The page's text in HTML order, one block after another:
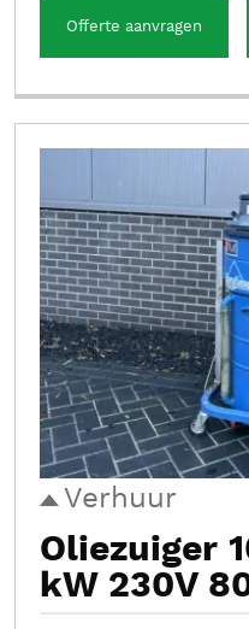
Offerte aanvragen
Verhuur
Oliezuiger
kW 230V